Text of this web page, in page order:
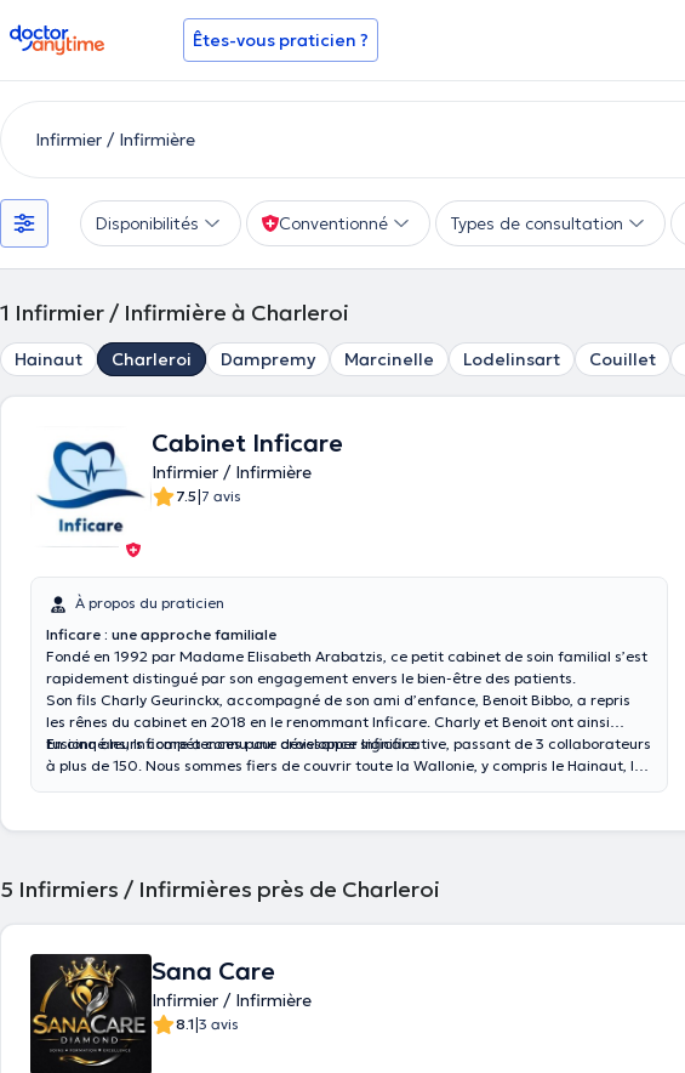
doctoranytime Êtes-vous praticien ?
Disponibilités Conventionné Types de consultation
1 Infirmier / Infirmière à Charleroi
Hainaut Charleroi Dampremy Marcinelle Lodelinsart Couillet
Cabinet Inficare
Infirmier / Infirmière
7.5|7 avis
À propos du praticien
Inficare : une approche familiale
Fondé en 1992 par Madame Elisabeth Arabatzis, ce petit cabinet de soin familial s’est
rapidement distingué par son engagement envers le bien-être des patients.
Son fils Charly Geurinckx, accompagné de son ami d’enfance, Benoit Bibbo, a repris
les rênes du cabinet en 2018 en le renommant Inficare. Charly et Benoit ont ainsi
fusionné leurs compétences pour développer Inficare.
En cinq ans, Inficare a connu une croissance significative, passant de 3 collaborateurs
à plus de 150. Nous sommes fiers de couvrir toute la Wallonie, y compris le Hainaut, le
5 Infirmiers / Infirmières près de Charleroi
Sana Care
Infirmier / Infirmière
8.1|3 avis